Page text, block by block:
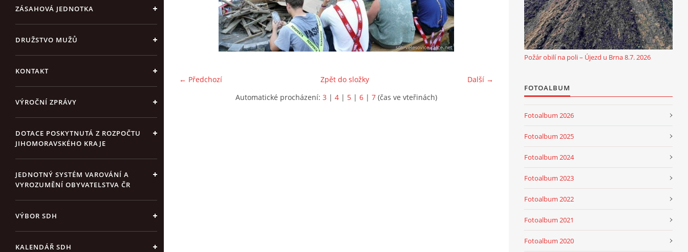
ZÁSAHOVÁ JEDNOTKA
DRUŽSTVO MUŽŮ
KONTAKT
VÝROČNÍ ZPRÁVY
DOTACE POSKYTNUTÁ Z ROZPOČTU
JIHOMORAVSKÉHO KRAJE
JEDNOTNÝ SYSTÉM VAROVÁNÍ A
VYROZUMĚNÍ OBYVATELSTVA ČR
VÝBOR SDH
KALENDÁŘ SDH
← Předchozí Další →
Zpět do složky
Automatické procházení: 3 | 4 | 5 | 6 | 7 (čas ve vteřinách)
Požár obilí na poli – Újezd u Brna 8.7. 2026
FOTOALBUM
Fotoalbum 2026
Fotoalbum 2025
Fotoalbum 2024
Fotoalbum 2023
Fotoalbum 2022
Fotoalbum 2021
Fotoalbum 2020